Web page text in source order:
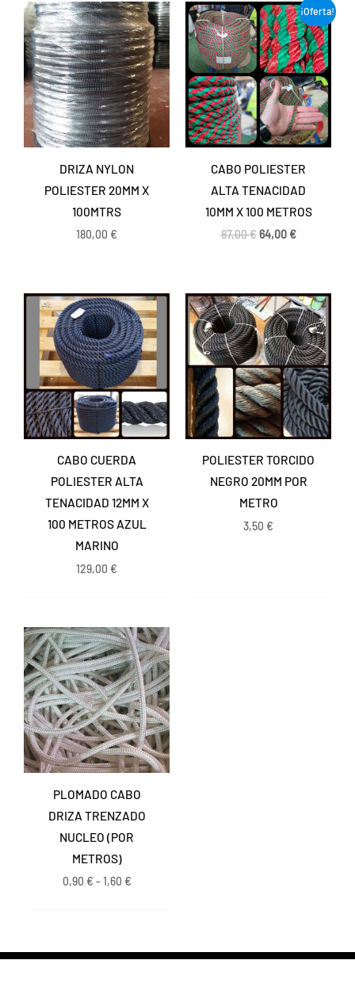
DRIZA NYLON
POLIESTER 20MM X
100MTRS
180,00 €
¡Oferta!
CABO POLIESTER
ALTA TENACIDAD
10MM X 100 METROS
87,00€
El
precio
original
era:
87,00 €.
64,00 €
El
precio
actual
es:
64,00 €.
CABO CUERDA
POLIESTER ALTA
TENACIDAD 12MM X
100 METROS AZUL
MARINO
129,00 €
POLIESTER TORCIDO
NEGRO 20MM POR
METRO
3,50 €
PLOMADO CABO
DRIZA TRENZADO
NUCLEO (POR
METROS)
0,90 € - 1,60 €
Rango
de
precios:
desde
0,90 €
hasta
1,60 €